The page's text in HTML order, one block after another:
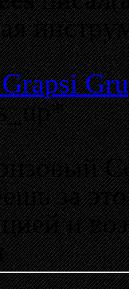
за
и